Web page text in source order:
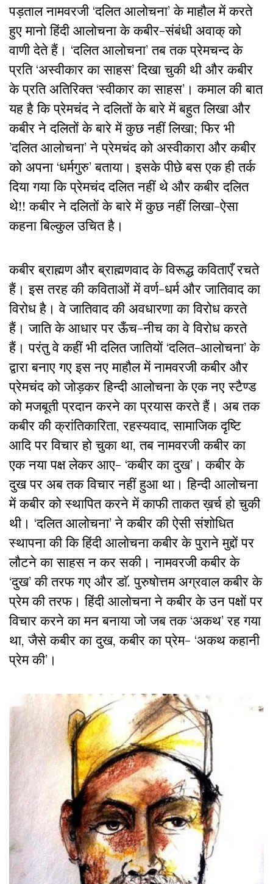
पड़ताल नामवरजी ‘दलित आलोचना’ के माहौल में करते
हुए मानो हिंदी आलोचना के कबीर-संबंधी अवाक् को
वाणी देते हैं। ‘दलित आलोचना’ तब तक प्रेमचन्द के
प्रति ‘अस्वीकार का साहस’ दिखा चुकी थी और कबीर
के प्रति अतिरिक्त ‘स्वीकार का साहस’। कमाल की बात
यह है कि प्रेमचंद ने दलितों के बारे में बहुत लिखा और
कबीर ने दलितों के बारे में कुछ नहीं लिखा; फिर भी
’दलित आलोचना’ ने प्रेमचंद को अस्वीकारा और कबीर
को अपना ‘धर्मगुरु’ बताया। इसके पीछे बस एक ही तर्क
दिया गया कि प्रेमचंद दलित नहीं थे और कबीर दलित
थे!! कबीर ने दलितों के बारे में कुछ नहीं लिखा-ऐसा
कहना बिल्कुल उचित है।
कबीर ब्राह्मण और ब्राह्मणवाद के विरूद्ध कविताएँ रचते
हैं। इस तरह की कविताओं में वर्ण-धर्म और जातिवाद का
विरोध है। वे जातिवाद की अवधारणा का विरोध करते
हैं। जाति के आधार पर ऊँच-नीच का वे विरोध करते
हैं। परंतु वे कहीं भी दलित जातियों ‘दलित-आलोचना’ के
द्वारा बनाए गए इस नए माहौल में नामवरजी कबीर और
प्रेमचंद को जोड़कर हिन्दी आलोचना के एक नए स्टैण्ड
को मजबूती प्रदान करने का प्रयास करते हैं। अब तक
कबीर की क्रांतिकारिता, रहस्यवाद, सामाजिक दृष्टि
आदि पर विचार हो चुका था, तब नामवरजी कबीर का
एक नया पक्ष लेकर आए- ‘कबीर का दुख’। कबीर के
दुख पर अब तक विचार नहीं हुआ था। हिन्दी आलोचना
में कबीर को स्थापित करने में काफी ताकत ख़र्च हो चुकी
थी। ‘दलित आलोचना’ ने कबीर की ऐसी संशोधित
स्थापना की कि हिंदी आलोचना कबीर के पुराने मुद्दों पर
लौटने का साहस न कर सकी। नामवरजी कबीर के
‘दुख’ की तरफ गए और डाॅ. पुरुषोत्तम अग्रवाल कबीर के
प्रेम की तरफ। हिंदी आलोचना ने कबीर के उन पक्षों पर
विचार करने का मन बनाया जो जब तक ‘अकथ’ रह गया
था, जैसे कबीर का दुख, कबीर का प्रेम- ‘अकथ कहानी
प्रेम की’।